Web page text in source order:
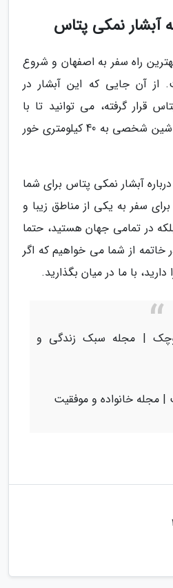
آبشار نمکی پتاس
راه سفر به اصفهان و شروع
از آن جایی که این آبشار در
قرار گرفته، می توانید تا با
استفاده از اتوبوس و یا ماشین شخصی به 40 کیلومتری خور
آبشار نمکی پتاس برای شما
سفر به یکی از مناطق زیبا و
در تمامی جهان هستید، حتما
خاتمه از شما می خواهیم که اگر
با ما در میان بگذارید.
| مجله سبک زندگی و
مجله خانواده و موفقیت